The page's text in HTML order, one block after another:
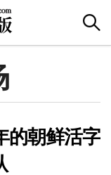
的朝鲜活字